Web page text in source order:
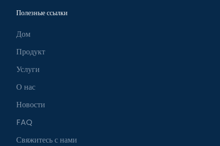
Полезные ссылки
Дом
Продукт
Услуги
О нас
Новости
FAQ
Свяжитесь с нами